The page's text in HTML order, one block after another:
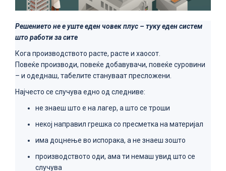
Решението не е уште еден човек плус – туку еден систем
што работи за сите
Кога производството расте, расте и хаосот.
Повеќе производи, повеќе добавувачи, повеќе суровини
– и одеднаш, табелите стануваат пресложени.
Најчесто се случува едно од следниве:
не знаеш што е на лагер, а што се троши
некој направил грешка со пресметка на материјал
има доцнење во испорака, а не знаеш зошто
производството оди, ама ти немаш увид што се
случува